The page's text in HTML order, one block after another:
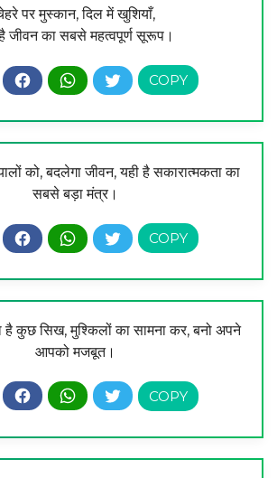
पर मुस्कान, दिल में खुशियाँ,
जीवन का सबसे महत्वपूर्ण सूरूप।
को, बदलेगा जीवन, यही है सकारात्मकता का
सबसे बड़ा मंत्र।
है कुछ सिख, मुश्किलों का सामना कर, बनो अपने
आपको मजबूत।